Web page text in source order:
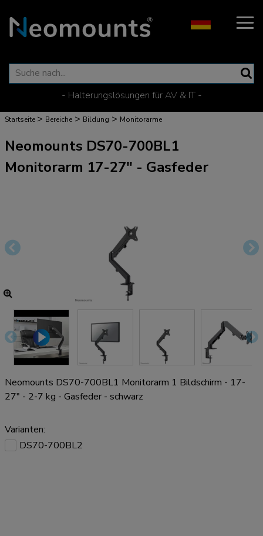
- Halterungslösungen für AV & IT -
Startseite > Bereiche > Bildung > Monitorarme
Neomounts DS70-700BL1
Monitorarm 17-27" - Gasfeder
Neomounts DS70-700BL1 Monitorarm 1 Bildschirm - 17-
27" - 2-7 kg - Gasfeder - schwarz
Varianten:
DS70-700BL2